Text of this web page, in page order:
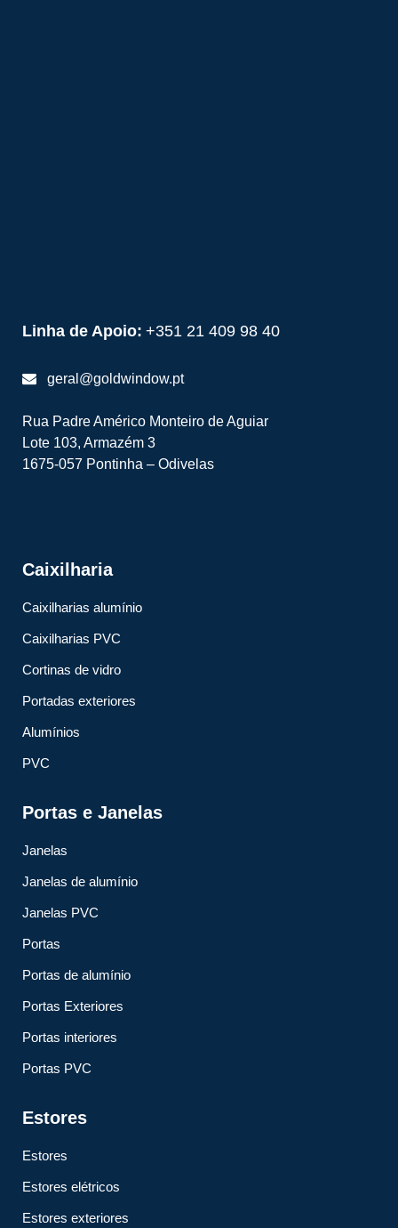
Linha de Apoio: +351 21 409 98 40
geral@goldwindow.pt
Rua Padre Américo Monteiro de Aguiar
Lote 103, Armazém 3
1675-057 Pontinha – Odivelas
Caixilharia
Caixilharias alumínio
Caixilharias PVC
Cortinas de vidro
Portadas exteriores
Alumínios
PVC
Portas e Janelas
Janelas
Janelas de alumínio
Janelas PVC
Portas
Portas de alumínio
Portas Exteriores
Portas interiores
Portas PVC
Estores
Estores
Estores elétricos
Estores exteriores